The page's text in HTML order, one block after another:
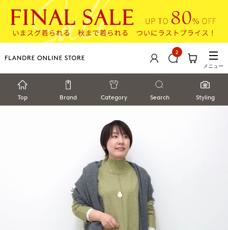
2
メニュー
Top Brand Category Search Styling